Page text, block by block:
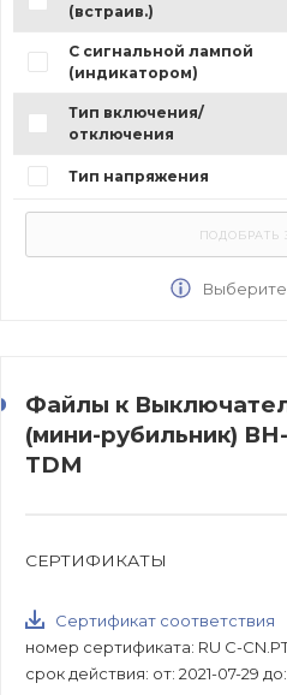
(встраив.)
С сигнальной лампой
(индикатором)
Тип включения/
отключения
Тип напряжения
Выберите
Файлы к
(мини-рубильник)
TDM
СЕРТИФИКАТЫ
Сертификат соответствия
номер сертификата: RU C-
срок действия: от: 2021-07-29